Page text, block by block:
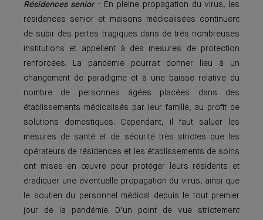
Résidences senior- En pleine propagation du virus, les
résidences senior et maisons médicalisées continuent
de subir des pertes tragiques dans de très nombreuses
institutions et appellent à des mesures de protection
renforcées. La pandémie pourrait donner lieu à un
changement de paradigme et à une baisse relative du
nombre de personnes âgées placées dans des
établissements médicalisés par leur famille, au profit de
solutions domestiques. Cependant, il faut saluer les
mesures de santé et de sécurité très strictes que les
opérateurs de résidences et les établissements de soins
ont mises en œuvre pour protéger leurs résidents et
éradiquer une éventuelle propagation du virus, ainsi que
le soutien du personnel médical depuis le tout premier
jour de la pandémie. D’un point de vue strictement